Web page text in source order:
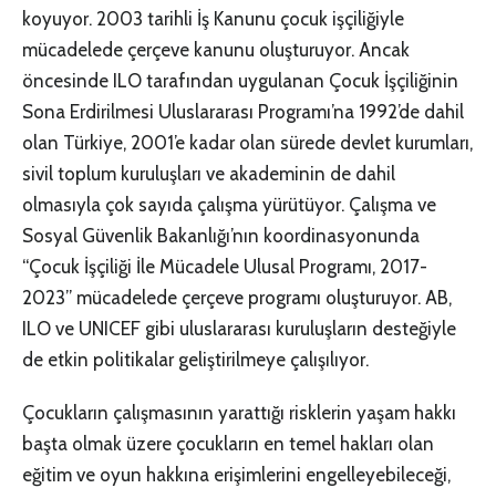
koyuyor. 2003 tarihli İş Kanunu çocuk işçiliğiyle
mücadelede çerçeve kanunu oluşturuyor. Ancak
öncesinde ILO tarafından uygulanan Çocuk İşçiliğinin
Sona Erdirilmesi Uluslararası Programı’na 1992’de dahil
olan Türkiye, 2001’e kadar olan sürede devlet kurumları,
sivil toplum kuruluşları ve akademinin de dahil
olmasıyla çok sayıda çalışma yürütüyor. Çalışma ve
Sosyal Güvenlik Bakanlığı’nın koordinasyonunda
“Çocuk İşçiliği İle Mücadele Ulusal Programı, 2017-
2023” mücadelede çerçeve programı oluşturuyor. AB,
ILO ve UNICEF gibi uluslararası kuruluşların desteğiyle
de etkin politikalar geliştirilmeye çalışılıyor.
Çocukların çalışmasının yarattığı risklerin yaşam hakkı
başta olmak üzere çocukların en temel hakları olan
eğitim ve oyun hakkına erişimlerini engelleyebileceği,